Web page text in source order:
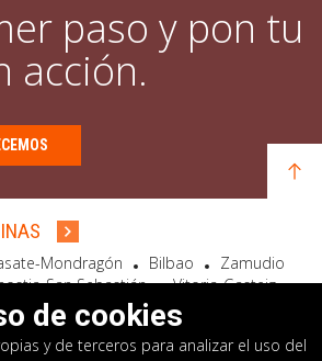
paso y pon tu
acción.
Mondragón Bilbao
Zamudio
San Sebastián
Vitoria-Gasteiz
El Astillero Bidart
de cookies
y de terceros para analizar el uso del